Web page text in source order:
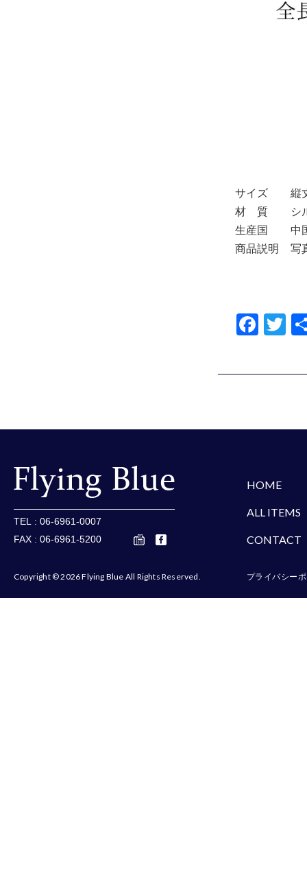
サイズ
縦
材 質
シ
生産国
中
商品説明
写
F
c
o
k
T
tt
TEL : 06-6961-0007
FAX : 06-6961-5200
Copyright © 2026 Flying Blue All Rights Reserved.
HOME
ALL ITEMS
CONTACT
プライバシー